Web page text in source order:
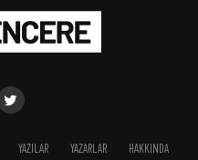
YAZILAR YAZARLAR
HAKKINDA